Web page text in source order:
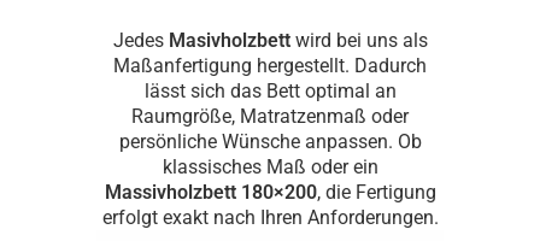
Jedes Masivholzbettwird bei uns als
Maßanfertigung hergestellt. Dadurch
lässt sich das Bett optimal an
Raumgröße, Matratzenmaß oder
persönliche Wünsche anpassen. Ob
klassisches Maß oder ein
Massivholzbett 180×200, die Fertigung
erfolgt exakt nach Ihren Anforderungen.